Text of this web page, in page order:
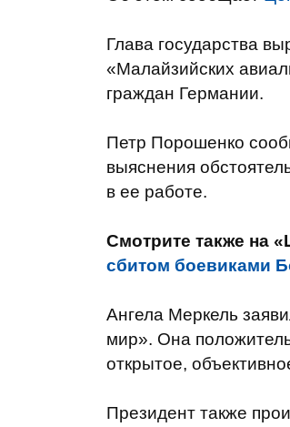
Глава государства
«Малайзийских
граждан Германии.
Петр Порошенко
выяснения
в ее работе.
Смотрите также на
сбитом боевиками
Ангела Меркель
мир». Она
открытое,
Президент также